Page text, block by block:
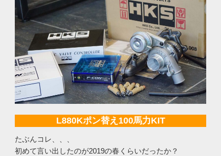
L880Kポン替え100馬力KIT
たぶんコレ、、、
初めて言い出したのが2019の春くらいだったか？